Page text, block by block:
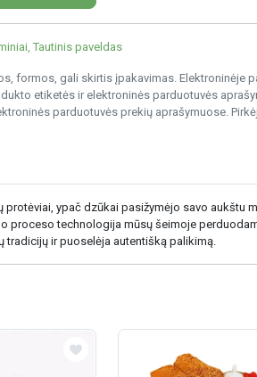
Tautinis paveldas
formos, gali skirtis įpakavimas. Elektroninėje
etiketės ir elektroninės parduotuvės
parduotuvės prekių aprašymuose.
ypač dzūkai pasižymėjo savo aukštu
proceso technologija mūsų šeimoje
tradicijų ir puoselėja autentišką palikimą.